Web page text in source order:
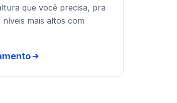
que você precisa, pra
mais altos com